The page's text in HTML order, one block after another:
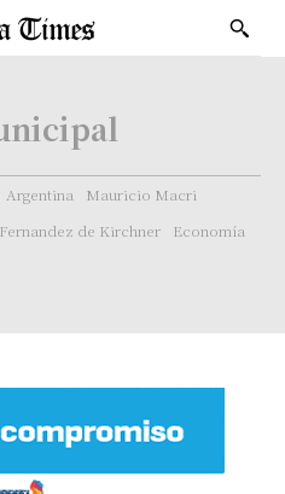
Argentina
Mauricio Macri
de Kirchner
Economía